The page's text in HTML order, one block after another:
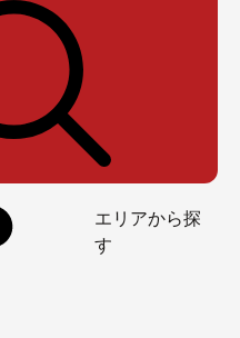
運気あがりそう！
エリアから探
す